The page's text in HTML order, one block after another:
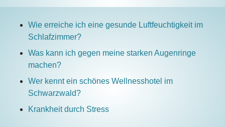
Wie erreiche ich eine gesunde Luftfeuchtigkeit im
Schlafzimmer?
Was kann ich gegen meine starken Augenringe
machen?
Wer kennt ein schönes Wellnesshotel im
Schwarzwald?
Krankheit durch Stress